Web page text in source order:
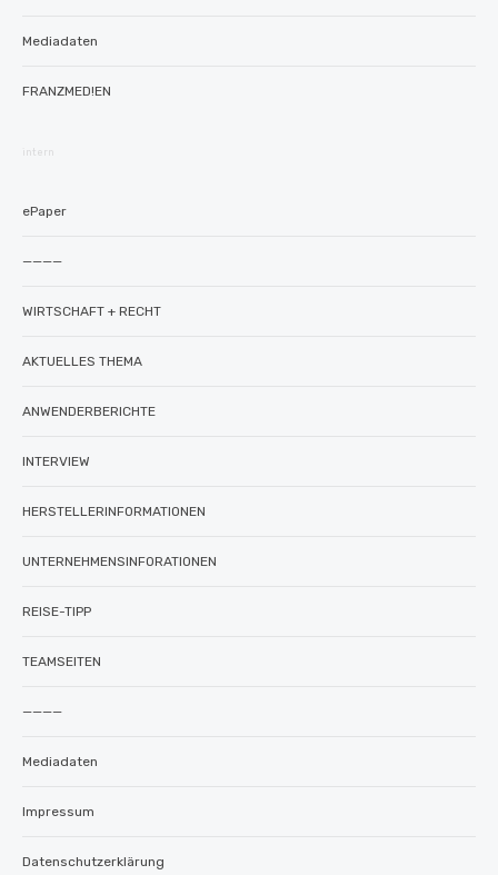
Mediadaten
FRANZMED!EN
intern
ePaper
————
WIRTSCHAFT + RECHT
AKTUELLES THEMA
ANWENDERBERICHTE
INTERVIEW
HERSTELLERINFORMATIONEN
UNTERNEHMENSINFORATIONEN
REISE-TIPP
TEAMSEITEN
————
Mediadaten
Impressum
Datenschutzerklärung